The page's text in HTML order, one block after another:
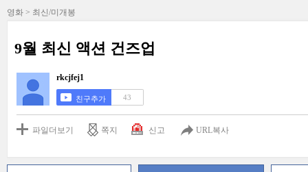
영화 > 최신/미개봉
9월 최신 액션 건즈업
rkcjfej1
친구추가 43
파일더보기 쪽지 신고 URL복사